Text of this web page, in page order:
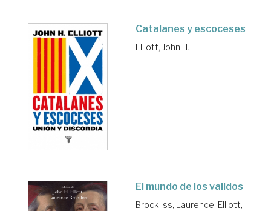
Catalanes y escoceses
Elliott, John H.
El mundo de los validos
Brockliss, Laurence; Elliott,